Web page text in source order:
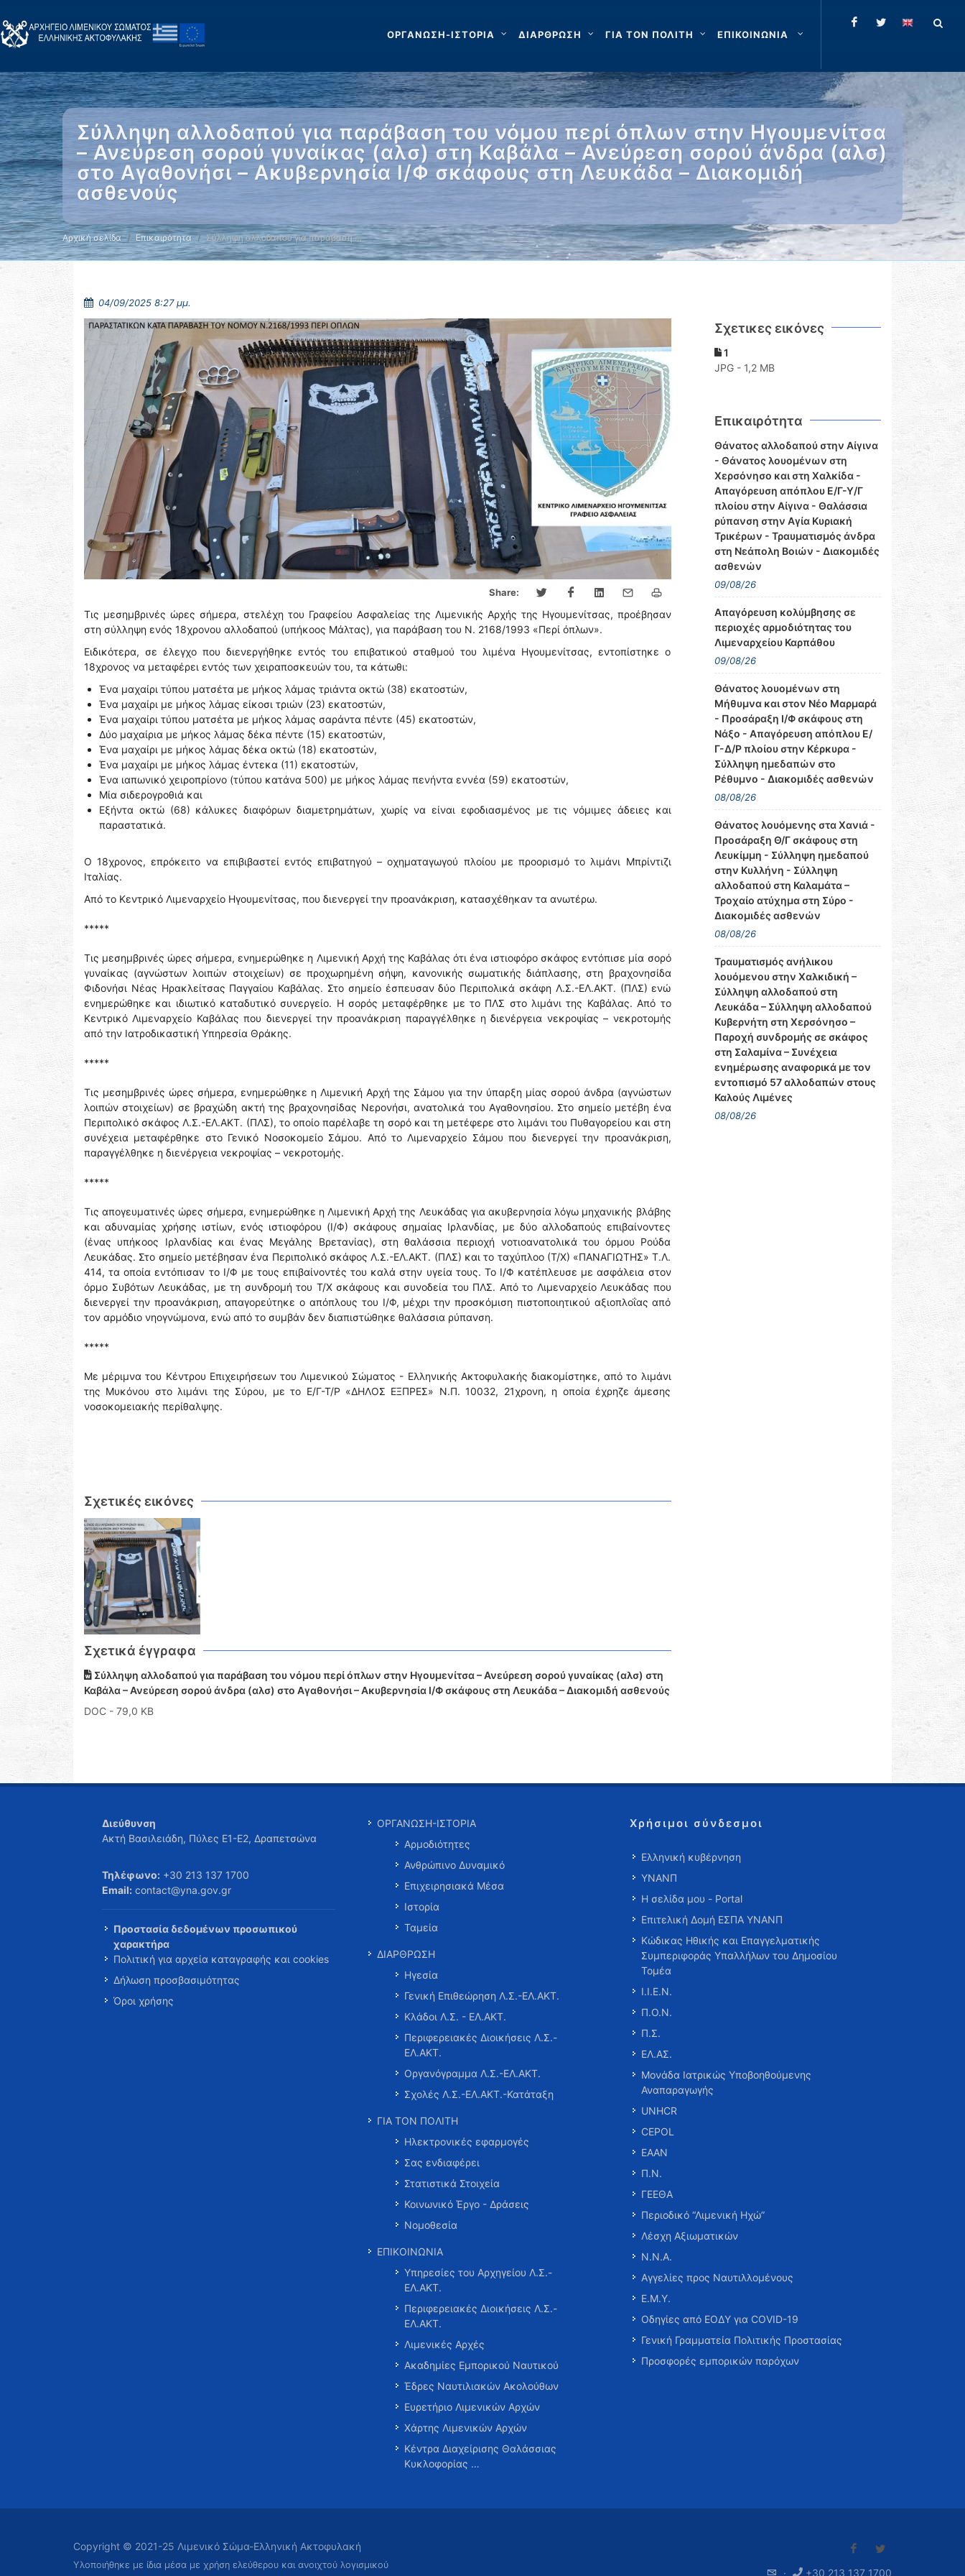
ΟΡΓΑΝΩΣΗ-ΙΣΤΟΡΙΑ ΔΙΑΡΘΡΩΣΗ ΓΙΑ ΤΟΝ ΠΟΛΙΤΗ ΕΠΙΚΟΙΝΩΝΙΑ
Σύλληψη αλλοδαπού για παράβαση του νόμου περί όπλων στην Ηγουμενίτσα
– Ανεύρεση σορού γυναίκας (αλσ) στη Καβάλα – Ανεύρεση σορού άνδρα (αλσ)
στο Αγαθονήσι – Ακυβερνησία Ι/Φ σκάφους στη Λευκάδα – Διακομιδή
ασθενούς
Αρχική σελίδα Επικαιρότητα Σύλληψη αλλοδαπού για παράβαση …
04/09/2025 8:27 μμ.
Share:
Τις μεσημβρινές ώρες σήμερα, στελέχη του Γραφείου Ασφαλείας της Λιμενικής Αρχής της Ηγουμενίτσας, προέβησαν
στη σύλληψη ενός 18χρονου αλλοδαπού (υπήκοος Μάλτας), για παράβαση του Ν. 2168/1993 «Περί όπλων».
Ειδικότερα, σε έλεγχο που διενεργήθηκε εντός του επιβατικού σταθμού του λιμένα Ηγουμενίτσας, εντοπίστηκε ο
18χρονος να μεταφέρει εντός των χειραποσκευών του, τα κάτωθι:
Ένα μαχαίρι τύπου ματσέτα με μήκος λάμας τριάντα οκτώ (38) εκατοστών,
Ένα μαχαίρι με μήκος λάμας είκοσι τριών (23) εκατοστών,
Ένα μαχαίρι τύπου ματσέτα με μήκος λάμας σαράντα πέντε (45) εκατοστών,
Δύο μαχαίρια με μήκος λάμας δέκα πέντε (15) εκατοστών,
Ένα μαχαίρι με μήκος λάμας δέκα οκτώ (18) εκατοστών,
Ένα μαχαίρι με μήκος λάμας έντεκα (11) εκατοστών,
Ένα ιαπωνικό χειροπρίονο (τύπου κατάνα 500) με μήκος λάμας πενήντα εννέα (59) εκατοστών,
Μία σιδερογροθιά και
Εξήντα οκτώ (68) κάλυκες διαφόρων διαμετρημάτων, χωρίς να είναι εφοδιασμένος με τις νόμιμες άδειες και
παραστατικά.
Ο 18χρονος, επρόκειτο να επιβιβαστεί εντός επιβατηγού – οχηματαγωγού πλοίου με προορισμό το λιμάνι Μπρίντιζι
Ιταλίας.
Από το Κεντρικό Λιμεναρχείο Ηγουμενίτσας, που διενεργεί την προανάκριση, κατασχέθηκαν τα ανωτέρω.
*****
Τις μεσημβρινές ώρες σήμερα, ενημερώθηκε η Λιμενική Αρχή της Καβάλας ότι ένα ιστιοφόρο σκάφος εντόπισε μία σορό
γυναίκας (αγνώστων λοιπών στοιχείων) σε προχωρημένη σήψη, κανονικής σωματικής διάπλασης, στη βραχονησίδα
Φιδονήσι Νέας Ηρακλείτσας Παγγαίου Καβάλας. Στο σημείο έσπευσαν δύο Περιπολικά σκάφη Λ.Σ.-ΕΛ.ΑΚΤ. (ΠΛΣ) ενώ
ενημερώθηκε και ιδιωτικό καταδυτικό συνεργείο. Η σορός μεταφέρθηκε με το ΠΛΣ στο λιμάνι της Καβάλας. Από το
Κεντρικό Λιμεναρχείο Καβάλας που διενεργεί την προανάκριση παραγγέλθηκε η διενέργεια νεκροψίας – νεκροτομής
από την Ιατροδικαστική Υπηρεσία Θράκης.
*****
Τις μεσημβρινές ώρες σήμερα, ενημερώθηκε η Λιμενική Αρχή της Σάμου για την ύπαρξη μίας σορού άνδρα (αγνώστων
λοιπών στοιχείων) σε βραχώδη ακτή της βραχονησίδας Νερονήσι, ανατολικά του Αγαθονησίου. Στο σημείο μετέβη ένα
Περιπολικό σκάφος Λ.Σ.-ΕΛ.ΑΚΤ. (ΠΛΣ), το οποίο παρέλαβε τη σορό και τη μετέφερε στο λιμάνι του Πυθαγορείου και στη
συνέχεια μεταφέρθηκε στο Γενικό Νοσοκομείο Σάμου. Από το Λιμεναρχείο Σάμου που διενεργεί την προανάκριση,
παραγγέλθηκε η διενέργεια νεκροψίας – νεκροτομής.
*****
Τις απογευματινές ώρες σήμερα, ενημερώθηκε η Λιμενική Αρχή της Λευκάδας για ακυβερνησία λόγω μηχανικής βλάβης
και αδυναμίας χρήσης ιστίων, ενός ιστιοφόρου (Ι/Φ) σκάφους σημαίας Ιρλανδίας, με δύο αλλοδαπούς επιβαίνοντες
(ένας υπήκοος Ιρλανδίας και ένας Μεγάλης Βρετανίας), στη θαλάσσια περιοχή νοτιοανατολικά του όρμου Ρούδα
Λευκάδας. Στο σημείο μετέβησαν ένα Περιπολικό σκάφος Λ.Σ.-ΕΛ.ΑΚΤ. (ΠΛΣ) και το ταχύπλοο (Τ/Χ) «ΠΑΝΑΓΙΩΤΗΣ» Τ.Λ.
414, τα οποία εντόπισαν το Ι/Φ με τους επιβαίνοντές του καλά στην υγεία τους. Το Ι/Φ κατέπλευσε με ασφάλεια στον
όρμο Συβότων Λευκάδας, με τη συνδρομή του Τ/Χ σκάφους και συνοδεία του ΠΛΣ. Από το Λιμεναρχείο Λευκάδας που
διενεργεί την προανάκριση, απαγορεύτηκε ο απόπλους του Ι/Φ, μέχρι την προσκόμιση πιστοποιητικού αξιοπλοΐας από
τον αρμόδιο νηογνώμονα, ενώ από το συμβάν δεν διαπιστώθηκε θαλάσσια ρύπανση.
*****
Με μέριμνα του Κέντρου Επιχειρήσεων του Λιμενικού Σώματος - Ελληνικής Ακτοφυλακής διακομίστηκε, από το λιμάνι
της Μυκόνου στο λιμάνι της Σύρου, με το Ε/Γ-Τ/Ρ «ΔΗΛΟΣ ΕΞΠΡΕΣ» Ν.Π. 10032, 21χρονη, η οποία έχρηζε άμεσης
νοσοκομειακής περίθαλψης.
Σχετικές εικόνες
Σχετικά έγγραφα
Σύλληψη αλλοδαπού για παράβαση του νόμου περί όπλων στην Ηγουμενίτσα – Ανεύρεση σορού γυναίκας (αλσ) στη
Καβάλα – Ανεύρεση σορού άνδρα (αλσ) στο Αγαθονήσι – Ακυβερνησία Ι/Φ σκάφους στη Λευκάδα – Διακομιδή ασθενούς
DOC - 79,0 KB
Σχετικες εικόνες
1
JPG - 1,2 MB
Επικαιρότητα
Θάνατος αλλοδαπού στην Αίγινα
- Θάνατος λουομένων στη
Χερσόνησο και στη Χαλκίδα -
Απαγόρευση απόπλου Ε/Γ-Υ/Γ
πλοίου στην Αίγινα - Θαλάσσια
ρύπανση στην Αγία Κυριακή
Τρικέρων - Τραυματισμός άνδρα
στη Νεάπολη Βοιών - Διακομιδές
ασθενών
09/08/26
Απαγόρευση κολύμβησης σε
περιοχές αρμοδιότητας του
Λιμεναρχείου Καρπάθου
09/08/26
Θάνατος λουομένων στη
Μήθυμνα και στον Νέο Μαρμαρά
- Προσάραξη Ι/Φ σκάφους στη
Νάξο - Απαγόρευση απόπλου Ε/
Γ-Δ/Ρ πλοίου στην Κέρκυρα -
Σύλληψη ημεδαπών στο
Ρέθυμνο - Διακομιδές ασθενών
08/08/26
Θάνατος λουόμενης στα Χανιά -
Προσάραξη Θ/Γ σκάφους στη
Λευκίμμη - Σύλληψη ημεδαπού
στην Κυλλήνη - Σύλληψη
αλλοδαπού στη Καλαμάτα –
Τροχαίο ατύχημα στη Σύρο -
Διακομιδές ασθενών
08/08/26
Τραυματισμός ανήλικου
λουόμενου στην Χαλκιδική –
Σύλληψη αλλοδαπού στη
Λευκάδα – Σύλληψη αλλοδαπού
Κυβερνήτη στη Χερσόνησο –
Παροχή συνδρομής σε σκάφος
στη Σαλαμίνα – Συνέχεια
ενημέρωσης αναφορικά με τον
εντοπισμό 57 αλλοδαπών στους
Καλούς Λιμένες
08/08/26
Διεύθυνση
Ακτή Βασιλειάδη, Πύλες Ε1-Ε2, Δραπετσώνα
Τηλέφωνο: +30 213 137 1700
Email: contact@yna.gov.gr
Προστασία δεδομένων προσωπικού
χαρακτήρα
Πολιτική για αρχεία καταγραφής και cookies
Δήλωση προσβασιμότητας
Όροι χρήσης
ΟΡΓΑΝΩΣΗ-ΙΣΤΟΡΙΑ
Αρμοδιότητες
Ανθρώπινο Δυναμικό
Επιχειρησιακά Μέσα
Ιστορία
Ταμεία
ΔΙΑΡΘΡΩΣΗ
Ηγεσία
Γενική Επιθεώρηση Λ.Σ.-ΕΛ.ΑΚΤ.
Κλάδοι Λ.Σ. - ΕΛ.ΑΚΤ.
Περιφερειακές Διοικήσεις Λ.Σ.-
ΕΛ.ΑΚΤ.
Οργανόγραμμα Λ.Σ.-ΕΛ.ΑΚΤ.
Σχολές Λ.Σ.-ΕΛ.ΑΚΤ.-Κατάταξη
ΓΙΑ ΤΟΝ ΠΟΛΙΤΗ
Ηλεκτρονικές εφαρμογές
Σας ενδιαφέρει
Στατιστικά Στοιχεία
Κοινωνικό Έργο - Δράσεις
Νομοθεσία
ΕΠΙΚΟΙΝΩΝΙΑ
Υπηρεσίες του Αρχηγείου Λ.Σ.-
ΕΛ.ΑΚΤ.
Περιφερειακές Διοικήσεις Λ.Σ.-
ΕΛ.ΑΚΤ.
Λιμενικές Αρχές
Ακαδημίες Εμπορικού Ναυτικού
Έδρες Ναυτιλιακών Ακολούθων
Ευρετήριο Λιμενικών Αρχών
Χάρτης Λιμενικών Αρχών
Κέντρα Διαχείρισης Θαλάσσιας
Κυκλοφορίας …
Χρήσιμοι σύνδεσμοι
Ελληνική κυβέρνηση
ΥΝΑΝΠ
Η σελίδα μου - Portal
Επιτελική Δομή ΕΣΠΑ ΥΝΑΝΠ
Κώδικας Ηθικής και Επαγγελματικής
Συμπεριφοράς Υπαλλήλων του Δημοσίου
Τομέα
Ι.Ι.Ε.Ν.
Π.Ο.Ν.
Π.Σ.
ΕΛ.ΑΣ.
Μονάδα Ιατρικώς Υποβοηθούμενης
Αναπαραγωγής
UNHCR
CEPOL
ΕΑΑΝ
Π.Ν.
ΓΕΕΘΑ
Περιοδικό “Λιμενική Ηχώ”
Λέσχη Αξιωματικών
Ν.Ν.Α.
Αγγελίες προς Ναυτιλλομένους
Ε.Μ.Υ.
Οδηγίες από ΕΟΔΥ για COVID-19
Γενική Γραμματεία Πολιτικής Προστασίας
Προσφορές εμπορικών παρόχων
Copyright © 2021-25 Λιμενικό Σώμα-Ελληνική Ακτοφυλακή
Υλοποιήθηκε με ίδια μέσα με χρήση ελεύθερου και ανοιχτού λογισμικού
· +30 213 137 1700